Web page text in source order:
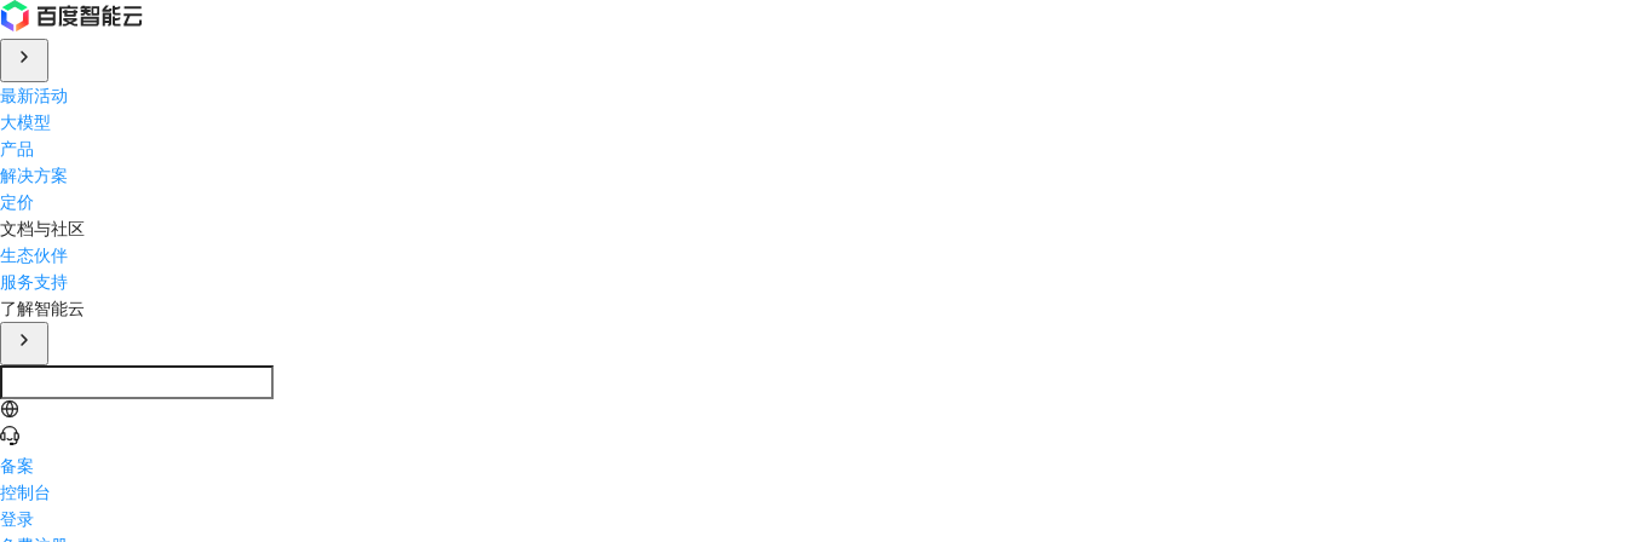
最新活动
大模型
产品
解决方案
定价
文档与社区
生态伙伴
服务支持
了解智能云
备案
控制台
登录